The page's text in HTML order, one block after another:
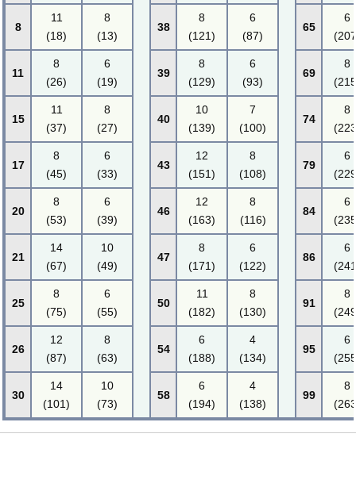
8
11
(18)
8
(13)
38
8
(121)
6
(87)
65
6
11
8
(26)
6
(19)
39
8
(129)
6
(93)
69
8
15
11
(37)
8
(27)
40
10
(139)
7
(100)
74
8
17
8
(45)
6
(33)
43
12
(151)
8
(108)
79
6
20
8
(53)
6
(39)
46
12
(163)
8
(116)
84
6
21
14
(67)
10
(49)
47
8
(171)
6
(122)
86
6
25
8
(75)
6
(55)
50
11
(182)
8
(130)
91
8
26
12
(87)
8
(63)
54
6
(188)
4
(134)
95
6
30
14
(101)
10
(73)
58
6
(194)
4
(138)
99
8